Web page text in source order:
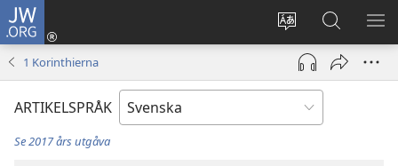
JW.ORG
Ändra
webbplatsens
språk
Logga
(öppnar
fönster)
Sök
på
jw.org
1 Korinthierna
ARTIKELSPRÅK
Se 2017 års utgåva